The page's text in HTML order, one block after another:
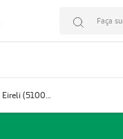
Faça
Prestador Mosaicum Espaço Clínico Eireli (51004355-5)